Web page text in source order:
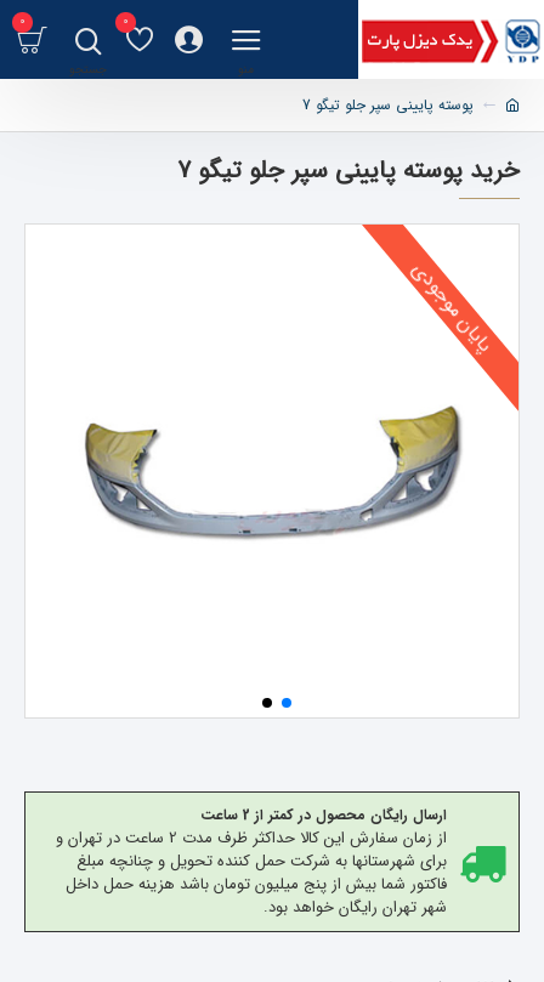
0
0
پوسته پایینی سپر جلو تیگو 7
خرید پوسته پایینی سپر جلو تیگو 7
پایان موجودی
ارسال رایگان محصول در کمتر از 2 ساعت
از زمان سفارش این کالا حداکثر ظرف مدت 2 ساعت در تهران و
برای شهرستانها به شرکت حمل کننده تحویل و چنانچه مبلغ
فاکتور شما بیش از پنج میلیون تومان باشد هزینه حمل داخل
شهر تهران رایگان خواهد بود.